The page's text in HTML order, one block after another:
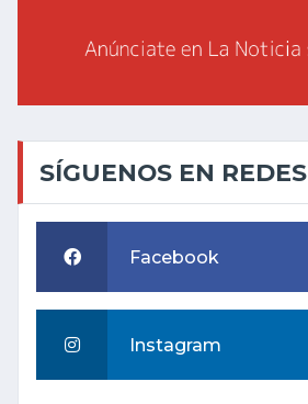
SÍGUENOS EN REDES
Facebook
Instagram